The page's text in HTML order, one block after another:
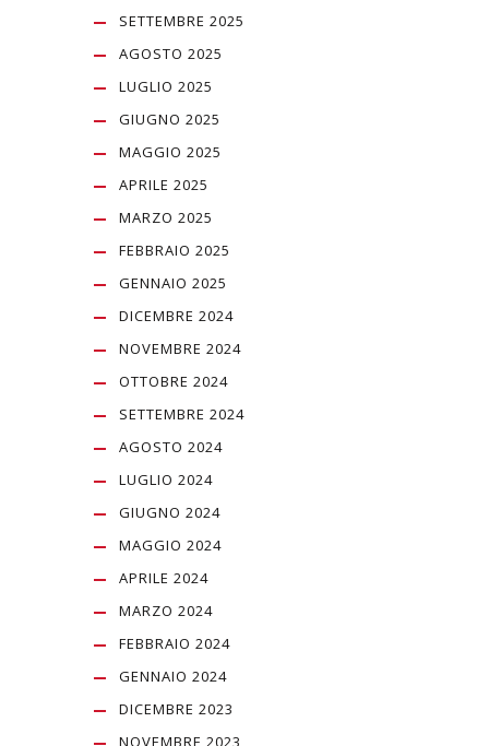
SETTEMBRE 2025
AGOSTO 2025
LUGLIO 2025
GIUGNO 2025
MAGGIO 2025
APRILE 2025
MARZO 2025
FEBBRAIO 2025
GENNAIO 2025
DICEMBRE 2024
NOVEMBRE 2024
OTTOBRE 2024
SETTEMBRE 2024
AGOSTO 2024
LUGLIO 2024
GIUGNO 2024
MAGGIO 2024
APRILE 2024
MARZO 2024
FEBBRAIO 2024
GENNAIO 2024
DICEMBRE 2023
NOVEMBRE 2023